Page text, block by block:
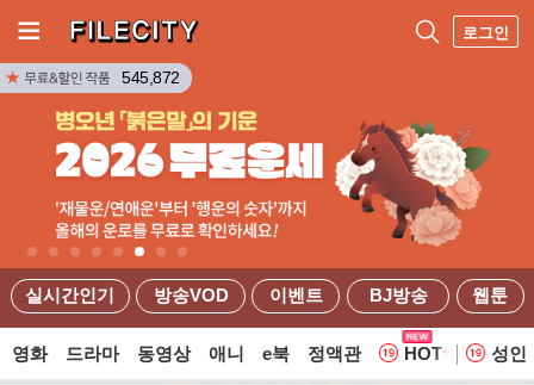
로그인
실시간인기 방송VOD 이벤트 BJ방송 웹툰
545,872
영화 드라마 동영상 애니 e북 정액관 HOT 웹
성인